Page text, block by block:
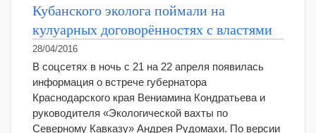
Кубанского эколога поймали на
кулуарных договорённостях с властями
28/04/2016
В соцсетях в ночь с 21 на 22 апреля появилась
информация о встрече губернатора
Краснодарского края Вениамина Кондратьева и
руководителя «Экологической вахты по
Северному Кавказу» Андрея Рудомахи. По версии